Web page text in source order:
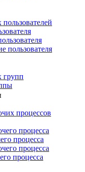
пользователя
групп
процессов
процесса
процесса
процесса
процесса